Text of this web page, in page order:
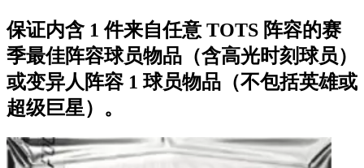
保证内含 1 件来自任意 TOTS 阵容的赛
季最佳阵容球员物品（含高光时刻球员）
或变异人阵容 1 球员物品（不包括英雄或
超级巨星）。